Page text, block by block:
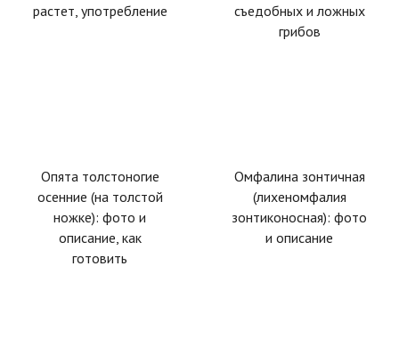
растет, употребление
съедобных и ложных
грибов
Опята толстоногие
осенние (на толстой
ножке): фото и
описание, как
готовить
Омфалина зонтичная
(лихеномфалия
зонтиконосная): фото
и описание